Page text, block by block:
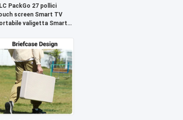
PackGo 27 pollici
screen Smart TV
valigetta Smart